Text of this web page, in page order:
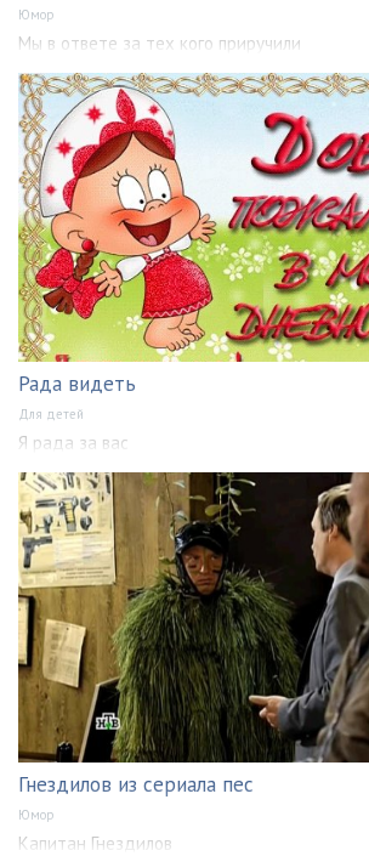
Юмор
Мы в ответе за тех кого приручили
Рада видеть
Для детей
Я рада за вас
Гнездилов из сериала пес
Юмор
Капитан Гнездилов